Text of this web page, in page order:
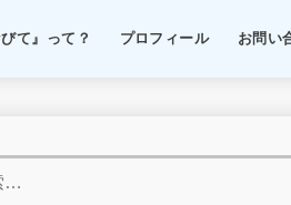
びて』って？ プロフィール お問い